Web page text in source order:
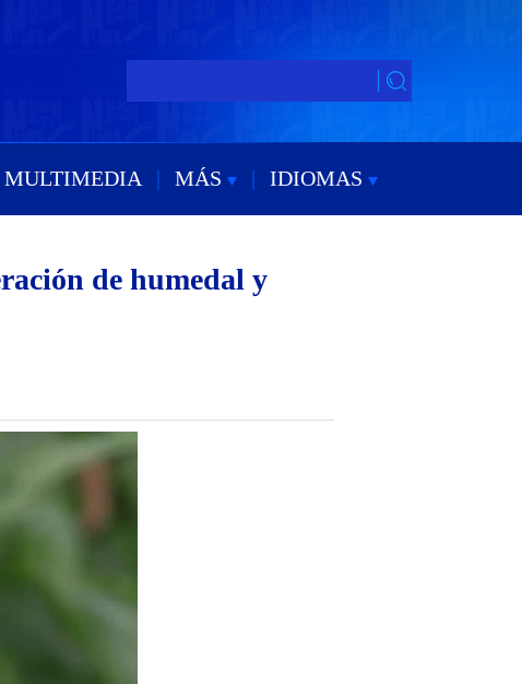
MULTIMEDIA | MÁS | IDIOMAS
de humedal y